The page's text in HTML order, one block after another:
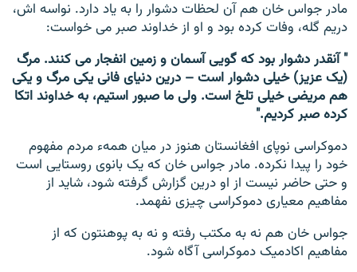
مادر جواس خان هم آن لحظات دشوار را به یاد دارد. نواسه اش،
دریم گله، وفات کرده بود و او از خداوند صبر می خواست:
" آنقدر دشوار بود که گویی آسمان و زمین انفجار می کنند. مرگ
(یک عزیز) خیلی دشوار است – درین دنیای فانی یکی مرگ و یکی
هم مریضی خیلی تلخ است. ولی ما صبور استیم، به خداوند اتکا
کرده صبر کردیم."
دموکراسی نوپای افغانستان هنوز در میان همهء مردم مفهوم
خود را پیدا نکرده. مادر جواس خان که یک بانوی روستایی است
و حتی حاضر نیست از او درین گزارش گرفته شود، شاید از
مفاهیم معیاری دموکراسی چیزی نفهمد.
جواس خان هم نه به مکتب رفته و نه به پوهنتون که از
مفاهیم اکادمیک دموکراسی آگاه شود.